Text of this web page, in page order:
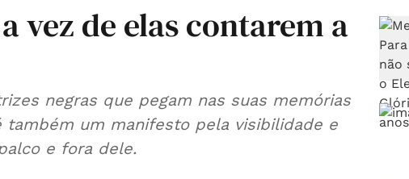
vez de elas contarem a
negras que pegam nas suas memórias
um manifesto pela visibilidade e
e fora dele.